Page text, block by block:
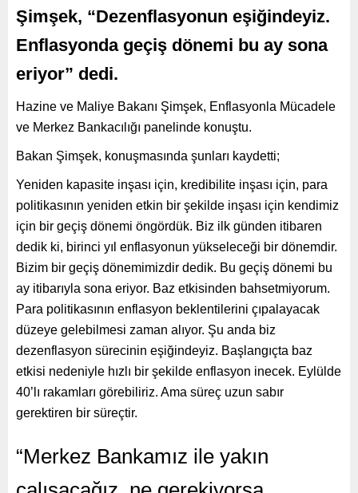
Şimşek, “Dezenflasyonun eşiğindeyiz.
Enflasyonda geçiş dönemi bu ay sona
eriyor” dedi.
Hazine ve Maliye Bakanı Şimşek, Enflasyonla Mücadele
ve Merkez Bankacılığı panelinde konuştu.
Bakan Şimşek, konuşmasında şunları kaydetti;
Yeniden kapasite inşası için, kredibilite inşası için, para
politikasının yeniden etkin bir şekilde inşası için kendimiz
için bir geçiş dönemi öngördük. Biz ilk günden itibaren
dedik ki, birinci yıl enflasyonun yükseleceği bir dönemdir.
Bizim bir geçiş dönemimizdir dedik. Bu geçiş dönemi bu
ay itibarıyla sona eriyor. Baz etkisinden bahsetmiyorum.
Para politikasının enflasyon beklentilerini çıpalayacak
düzeye gelebilmesi zaman alıyor. Şu anda biz
dezenflasyon sürecinin eşiğindeyiz. Başlangıçta baz
etkisi nedeniyle hızlı bir şekilde enflasyon inecek. Eylülde
40’lı rakamları görebiliriz. Ama süreç uzun sabır
gerektiren bir süreçtir.
“Merkez Bankamız ile yakın